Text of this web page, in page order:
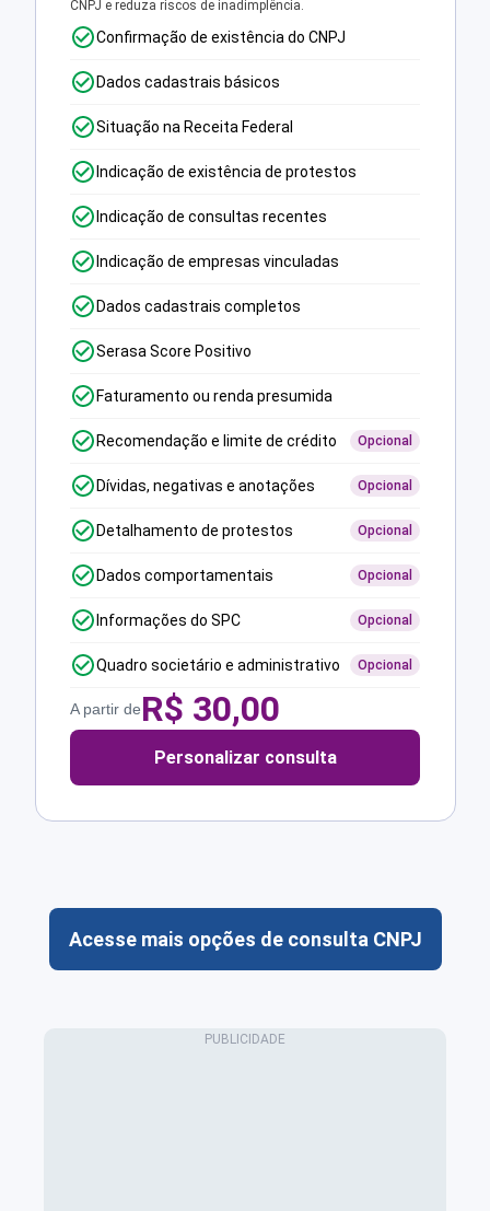
CNPJ e reduza riscos de inadimplência.
Confirmação de existência do CNPJ
Dados cadastrais básicos
Situação na Receita Federal
Indicação de existência de protestos
Indicação de consultas recentes
Indicação de empresas vinculadas
Dados cadastrais completos
Serasa Score Positivo
Faturamento ou renda presumida
Recomendação e limite de crédito Opcional
Dívidas, negativas e anotações Opcional
Detalhamento de protestos Opcional
Dados comportamentais Opcional
Informações do SPC Opcional
Quadro societário e administrativo Opcional
A partir deR$ 30,00
Personalizar consulta
Acesse mais opções de consulta CNPJ